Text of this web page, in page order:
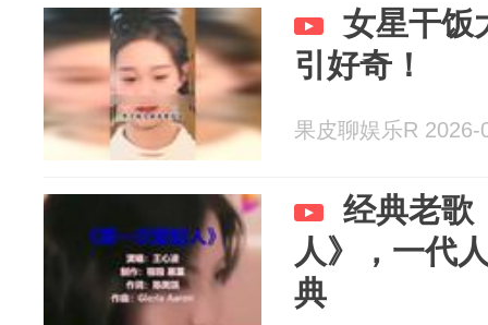
女星干饭
引好奇！
果皮聊娱乐R 2026-
经典老歌
人》，一代
典